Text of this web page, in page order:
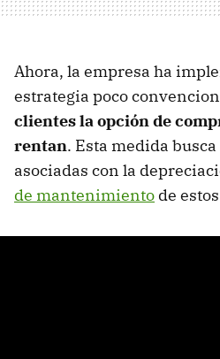
Ahora, la empresa ha
estrategia poco
clientes la opción de
rentan. Esta medida
asociadas con la
de mantenimiento de